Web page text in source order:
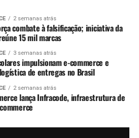
2 semanas atrás
combate à falsificação; iniciativa da
15 mil marcas
3 semanas atrás
impulsionam e-commerce e
de entregas no Brasil
2 semanas atrás
lança Infracode, infraestrutura de